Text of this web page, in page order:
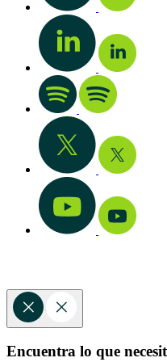
Encuentra lo que